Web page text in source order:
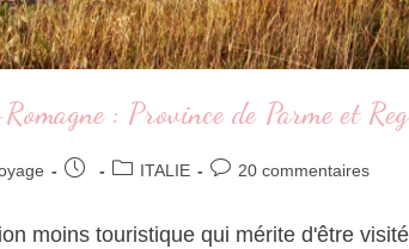
: Province de Parme et
ITALIE 20 commentaires
moins touristique qui mérite d'être